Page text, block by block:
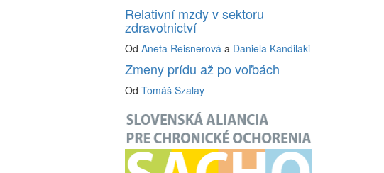
Relativní mzdy v sektoru
zdravotnictví
OdAneta Reisnerová a Daniela Kandilaki
Zmeny prídu až po voľbách
OdTomáš Szalay